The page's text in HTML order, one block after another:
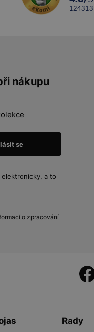
124313
nákupu
elektronicky, a to
o zpracování
Rady